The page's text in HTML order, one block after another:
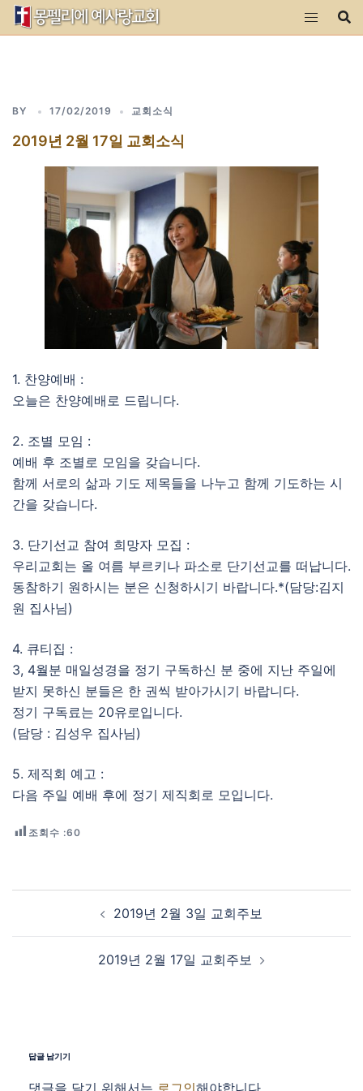
Skip
BY 17/02/2019 교회소식
2019년 2월 17일 교회소식
1. 찬양예배 :
오늘은 찬양예배로 드립니다.
2. 조별 모임 :
예배 후 조별로 모임을 갖습니다.
함께 서로의 삶과 기도 제목들을 나누고 함께 기도하는 시
간을 갖습니다.
3. 단기선교 참여 희망자 모집 :
우리교회는 올 여름 부르키나 파소로 단기선교를 떠납니다.
동참하기 원하시는 분은 신청하시기 바랍니다.*(담당:김지
원 집사님)
4. 큐티집 :
3, 4월분 매일성경을 정기 구독하신 분 중에 지난 주일에
받지 못하신 분들은 한 권씩 받아가시기 바랍니다.
정기 구독료는 20유로입니다.
(담당 : 김성우 집사님)
5. 제직회 예고 :
다음 주일 예배 후에 정기 제직회로 모입니다.
조회수 :60
Post navigation
2019년 2월 3일 교회주보
2019년 2월 17일 교회주보
답글 남기기